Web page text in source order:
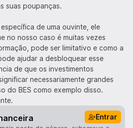
suas poupanças.
de uma ouvinte, ele
no nosso caso é muitas vezes
pode ser limitativo e como a
ajudar a desbloquear esse
de que os investimentos
necessariamente grandes
do BES como exemplo disso.
Entrar